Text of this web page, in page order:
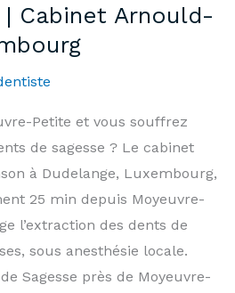
Cabinet Arnould-
Petite et vous souffrez
de sagesse ? Le cabinet
à Dudelange, Luxembourg,
25 min depuis Moyeuvre-
l’extraction des dents de
sous anesthésie locale.
Sagesse près de Moyeuvre-